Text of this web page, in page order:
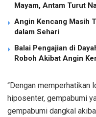
Mayam, Antam Turut
Angin Kencang Masih
dalam Sehari
Balai Pengajian di
Roboh Akibat Angin
“Dengan memperhatikan
hiposenter, gempabumi
gempabumi dangkal